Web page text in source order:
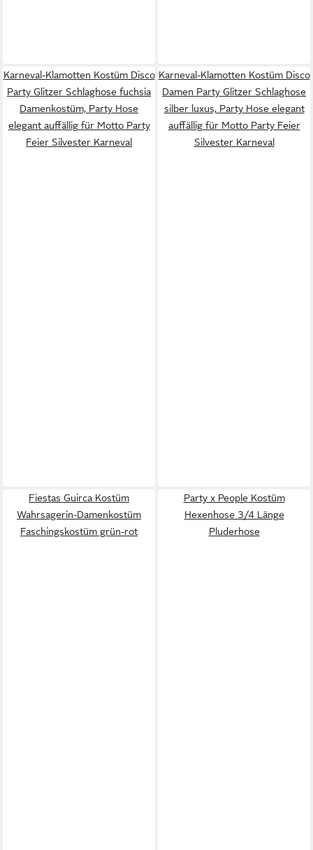
Karneval-Klamotten Kostüm Disco
Party Glitzer Schlaghose fuchsia
Damenkostüm, Party Hose
elegant auffällig für Motto Party
Feier Silvester Karneval
Karneval-Klamotten Kostüm Disco
Damen Party Glitzer Schlaghose
silber luxus, Party Hose elegant
auffällig für Motto Party Feier
Silvester Karneval
Fiestas Guirca Kostüm
Wahrsagerin-Damenkostüm
Faschingskostüm grün-rot
Party x People Kostüm
Hexenhose 3/4 Länge
Pluderhose